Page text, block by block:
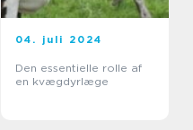
04. juli 2024
Den essentielle rolle af
en kvægdyrlæge